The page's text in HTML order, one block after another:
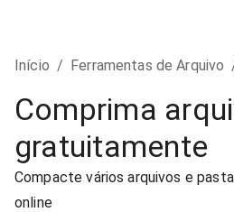
Início / Ferramentas de Arquivo
Comprima
gratuitamente
Compacte vários arquivos e
online